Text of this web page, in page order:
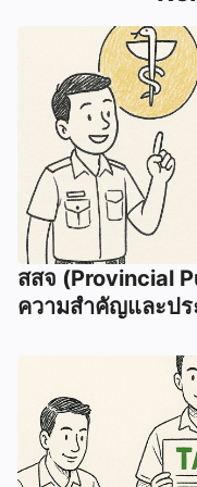
สสจ (Provincial
ความสำคัญและป